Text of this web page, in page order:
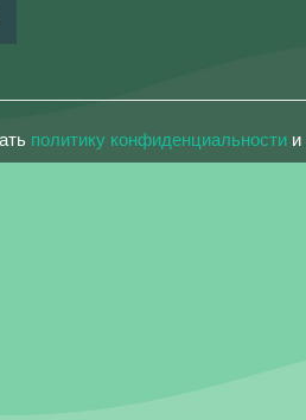
политику конфиденциальности и